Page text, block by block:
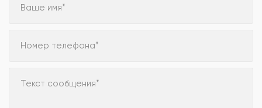
Ваше имя*
Номер телефона*
Текст сообщения*